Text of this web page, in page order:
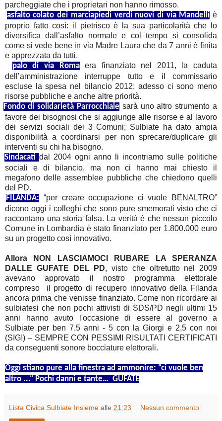
parcheggiate che i proprietari non hanno rimosso.
asfalto colato dei marciapiedi verdi nuovi di via Mandelli è
proprio fatto così: il pietrisco è la sua particolarità che lo
diversifica dall’asfalto normale e col tempo si consolida
come si vede bene in via Madre Laura che da 7 anni è finita
e apprezzata da tutti.
palo di via Romaera finanziato nel 2011, la caduta
dell’amministrazione interruppe tutto e il commissario
escluse la spesa nel bilancio 2012; adesso ci sono meno
risorse pubbliche e anche altre priorità.
Fondo di solidarietà Parrocchiale sarà uno altro strumento a
favore dei bisognosi che si aggiunge alle risorse e al lavoro
dei servizi sociali dei 3 Comuni; Sulbiate ha dato ampia
disponibilità a coordinarsi per non sprecare/duplicare gli
interventi su chi ha bisogno.
Sindacati dal 2004 ogni anno li incontriamo sulle politiche
sociali e di bilancio, ma non ci hanno mai chiesto il
megafono delle assemblee pubbliche che chiedono quelli
del PD.
FILANDA: “per creare occupazione ci vuole BENALTRO”
dicono oggi i colleghi che sono pure smemorati visto che ci
raccontano una storia falsa. La verità è che nessun piccolo
Comune in Lombardia è stato finanziato per 1.800.000 euro
su un progetto così innovativo.
Allora NON LASCIAMOCI RUBARE LA SPERANZA
DALLE GUFATE DEL PD, visto che oltretutto nel 2009
avevano approvato il nostro programma elettorale
compreso il progetto di recupero innovativo della Filanda
ancora prima che venisse finanziato. Come non ricordare ai
sulbiatesi che non pochi attivisti di SDS/PD negli ultimi 15
anni hanno avuto l'occasione di essere al governo a
Sulbiate per ben 7,5 anni - 5 con la Giorgi e 2,5 con noi
(SIG!) – SEMPRE CON PESSIMI RISULTATI CERTIFICATI
da conseguenti sonore bocciature elettorali.
Oggi stiano pure alla finestra ad ammonire: “ci vuole ben
altro ...“ Pochi danni e tante… GUFATE
Lista Civica Sulbiate Insieme alle 21:23 Nessun commento: